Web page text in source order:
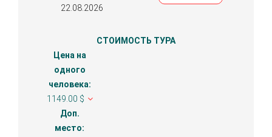
22.08.2026
СТОИМОСТЬ ТУРА
Цена на
одного
человека:
1149.00 $
Доп.
место: